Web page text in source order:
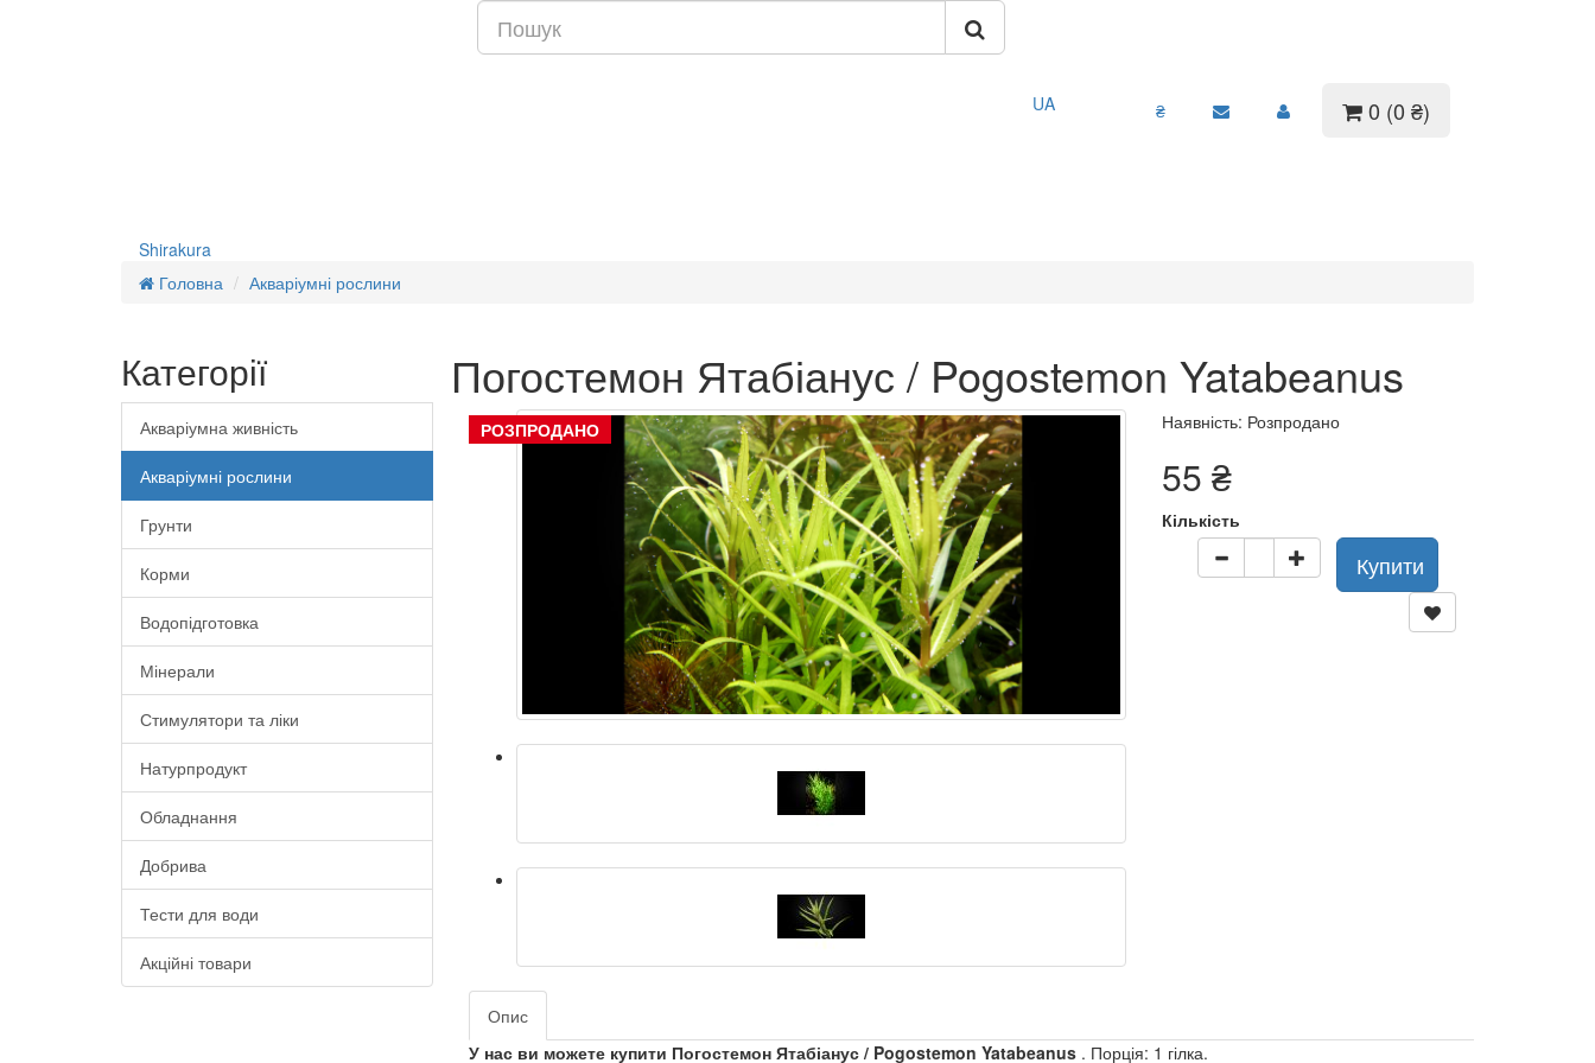
Shirakura
UA ₴ 0 (0 ₴)
Головна Акваріумні рослини
Категорії
Акваріумна живність
Акваріумні рослини
Грунти
Корми
Водопідготовка
Мінерали
Стимулятори та ліки
Натурпродукт
Обладнання
Добрива
Тести для води
Акційні товари
Погостемон Ятабіанус / Pogostemon Yatabeanus
РОЗПРОДАНО Наявність: Розпродано
55 ₴
Кількість
Купити
Опис
У нас ви можете купити Погостемон Ятабіанус / Pogostemon Yatabeanus. Порція: 1 гілка.